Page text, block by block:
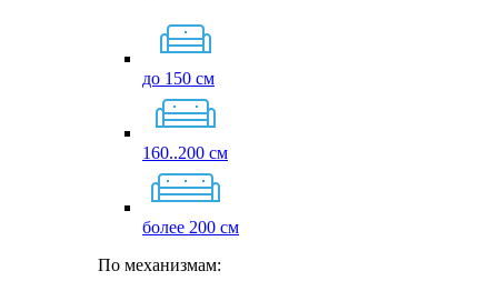
до 150 см
160..200 см
более 200 см
По механизмам: